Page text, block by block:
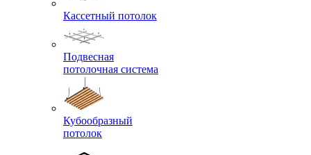
Кассетный потолок
Подвесная
потолочная система
Кубообразный
потолок